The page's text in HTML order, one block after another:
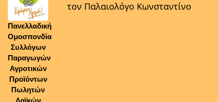
Πανελλαδική
Ομοσπονδία
Συλλόγων
Παραγωγών
Αγροτικών
Προϊόντων
Πωλητών
Λαϊκών
τον Παλαιολόγο Κωνσταντίνο